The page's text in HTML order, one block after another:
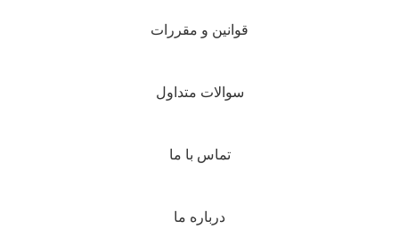
قوانین و مقررات
سوالات متداول
تماس با ما
درباره ما